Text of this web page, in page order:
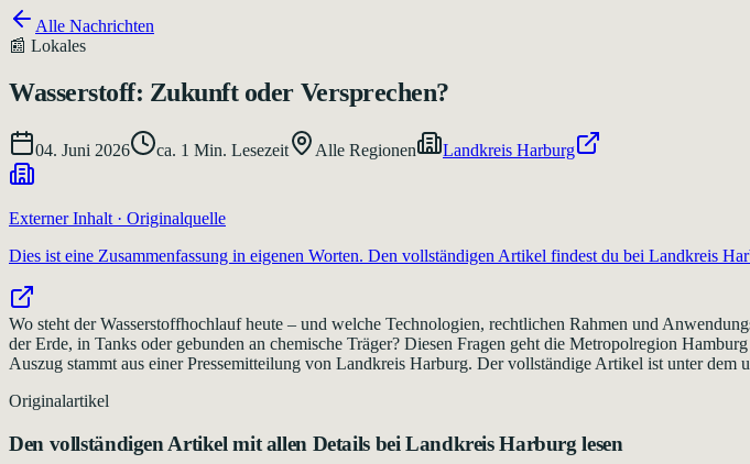
Alle Nachrichten
📰 Lokales
Wasserstoff: Zukunft oder Versprechen?
04. Juni 2026 ca. 1 Min. Lesezeit Alle Regionen Landkreis Harburg
Externer Inhalt · Originalquelle
Dies ist eine Zusammenfassung in eigenen Worten. Den vollständigen Artikel findest du bei Landkreis
Wo steht der Wasserstoffhochlauf heute – und welche Technologien, rechtlichen Rahmen und
der Erde, in Tanks oder gebunden an chemische Träger? Diesen Fragen geht die Metropolregion
Auszug stammt aus einer Pressemitteilung von Landkreis Harburg. Der vollständige Artikel ist unter dem
Originalartikel
Den vollständigen Artikel mit allen Details beiLandkreis Harburg lesen